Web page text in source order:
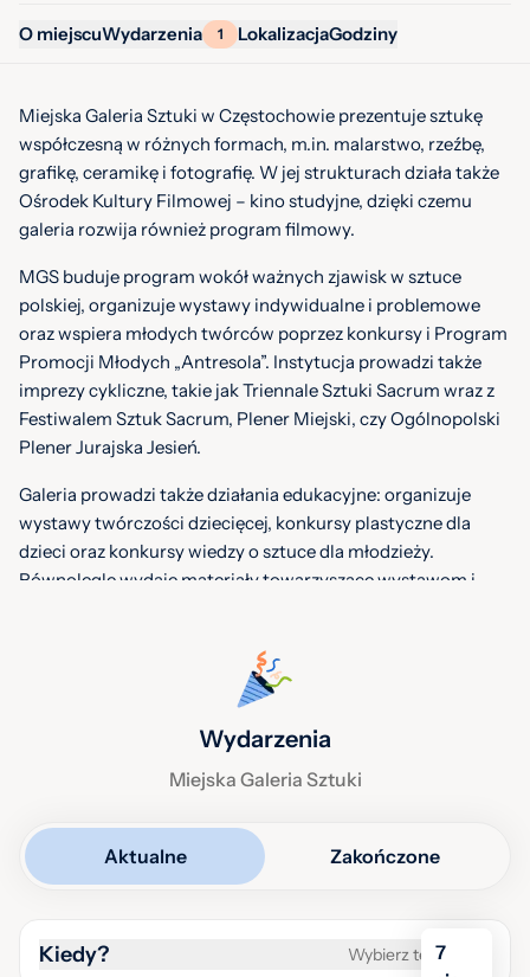
O miejscuWydarzenia 1 LokalizacjaGodziny
Miejska Galeria Sztuki w Częstochowie prezentuje sztukę
współczesną w różnych formach, m.in. malarstwo, rzeźbę,
grafikę, ceramikę i fotografię. W jej strukturach działa także
Ośrodek Kultury Filmowej – kino studyjne, dzięki czemu
galeria rozwija również program filmowy.
MGS buduje program wokół ważnych zjawisk w sztuce
polskiej, organizuje wystawy indywidualne i problemowe
oraz wspiera młodych twórców poprzez konkursy i Program
Promocji Młodych „Antresola”. Instytucja prowadzi także
imprezy cykliczne, takie jak Triennale Sztuki Sacrum wraz z
Festiwalem Sztuk Sacrum, Plener Miejski, czy Ogólnopolski
Plener Jurajska Jesień.
Galeria prowadzi także działania edukacyjne: organizuje
wystawy twórczości dziecięcej, konkursy plastyczne dla
dzieci oraz konkursy wiedzy o sztuce dla młodzieży.
Równolegle wydaje materiały towarzyszące wystawom i
Bilet normalny – cena 15 zł
W środy – wstęp bezpłatny
Wstęp bezpłatny na wystawy zmienne w Miejskiej Galerii
Wydarzenia
Miejska Galeria Sztuki
Aktualne Zakończone
Kiedy? Wybierz termin
7